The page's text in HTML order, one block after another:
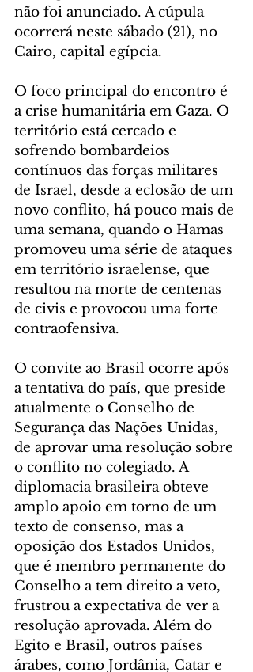
não foi anunciado. A cúpula
ocorrerá neste sábado (21), no
Cairo, capital egípcia.
O foco principal do encontro é
a crise humanitária em Gaza. O
território está cercado e
sofrendo bombardeios
contínuos das forças militares
de Israel, desde a eclosão de um
novo conflito, há pouco mais de
uma semana, quando o Hamas
promoveu uma série de ataques
em território israelense, que
resultou na morte de centenas
de civis e provocou uma forte
contraofensiva.
O convite ao Brasil ocorre após
a tentativa do país, que preside
atualmente o Conselho de
Segurança das Nações Unidas,
de aprovar uma resolução sobre
o conflito no colegiado. A
diplomacia brasileira obteve
amplo apoio em torno de um
texto de consenso, mas a
oposição dos Estados Unidos,
que é membro permanente do
Conselho a tem direito a veto,
frustrou a expectativa de ver a
resolução aprovada. Além do
Egito e Brasil, outros países
árabes, como Jordânia, Catar e